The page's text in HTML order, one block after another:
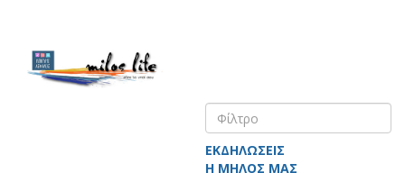
ΕΚΔΗΛΩΣΕΙΣ
Η ΜΗΛΟΣ ΜΑΣ